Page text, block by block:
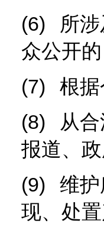
(6)
所
众公开的
(7)
根
(8)
从
报道、
(9)
维
现、处